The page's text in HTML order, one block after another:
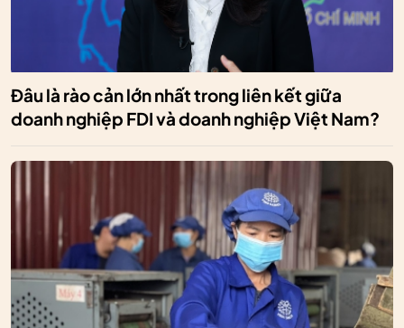
Đâu là rào cản lớn nhất trong liên kết giữa
doanh nghiệp FDI và doanh nghiệp Việt Nam?